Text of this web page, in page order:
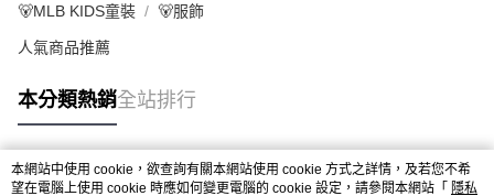
🐻MLB KIDS童裝 🐻服飾
人氣商品推薦
本分類熱銷全站排行
熱門標籤
本網站中使用 cookie，欲查詢有關本網站使用 cookie 方式之詳情，及若您不希
望在電腦上使用 cookie 時應如何變更電腦的 cookie 設定，請參閱本網站「 隱私